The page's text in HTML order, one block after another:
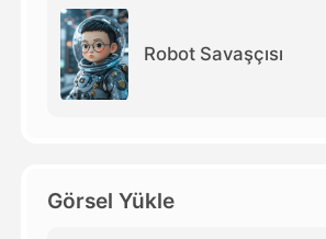
Fotoğraf
Diğer Araçlar
Robot Savaşçısı
Görsel Yükle